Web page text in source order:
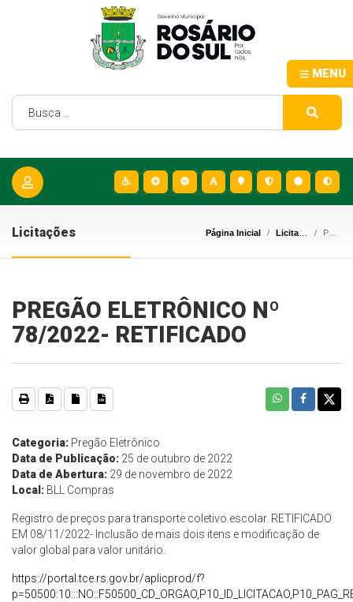
MENU
Licitações Página Inicial Licitações PREGÃO ELETRÔNICO Nº 78/2022- RETIFICADO
PREGÃO ELETRÔNICO Nº
78/2022- RETIFICADO
Categoria: Pregão Eletrônico
Data de Publicação: 25 de outubro de 2022
Data de Abertura: 29 de novembro de 2022
Local: BLL Compras
Registro de preços para transporte coletivo escolar. RETIFICADO
EM 08/11/2022- Inclusão de mais dois itens e modificação de
valor global para valor unitário.
https://portal.tce.rs.gov.br/aplicprod/f?